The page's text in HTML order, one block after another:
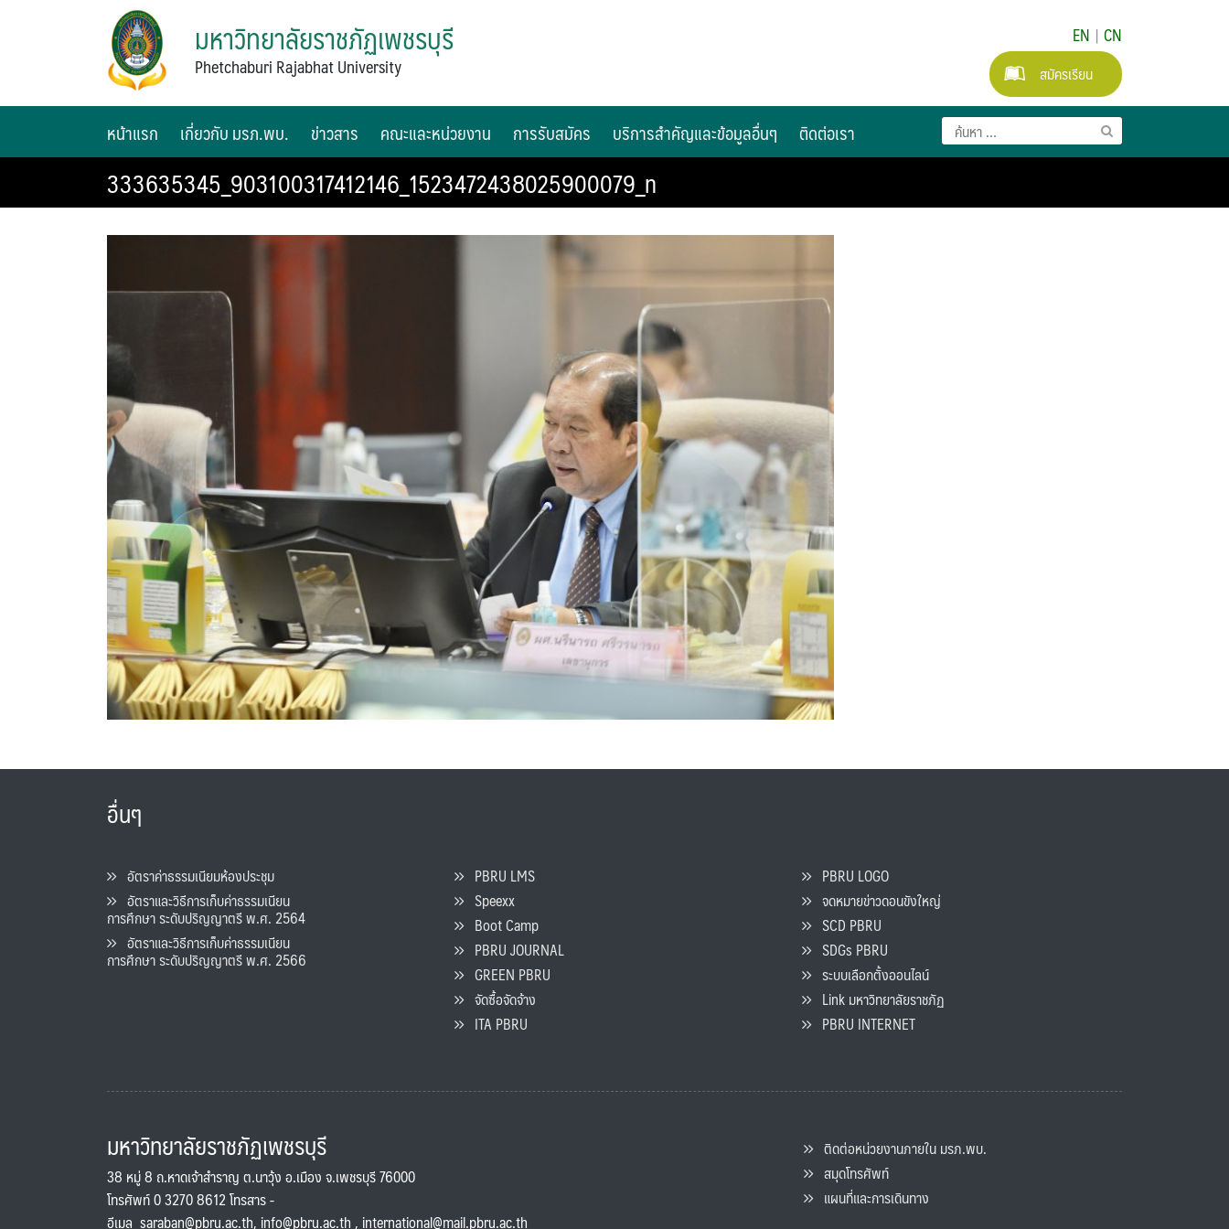
มหาวิทยาลัยราชภัฏเพชรบุรี
Phetchaburi Rajabhat University
EN | CN
สมัครเรียน
หน้าแรก เกี่ยวกับ มรภ.พบ. ข่าวสาร คณะและหน่วยงาน การรับสมัคร บริการสำคัญและข้อมูลอื่นๆ ติดต่อเรา
333635345_903100317412146_1523472438025900079_n
อื่นๆ
อัตราค่าธรรมเนียมห้องประชุม
อัตราและวิธีการเก็บค่าธรรมเนียน
การศึกษา ระดับปริญญาตรี พ.ศ. 2564
อัตราและวิธีการเก็บค่าธรรมเนียน
การศึกษา ระดับปริญญาตรี พ.ศ. 2566
PBRU LMS
Speexx
Boot Camp
PBRU JOURNAL
GREEN PBRU
จัดซื้อจัดจ้าง
ITA PBRU
PBRU LOGO
จดหมายข่าวดอนขังใหญ่
SCD PBRU
SDGs PBRU
ระบบเลือกตั้งออนไลน์
Link มหาวิทยาลัยราชภัฏ
PBRU INTERNET
มหาวิทยาลัยราชภัฏเพชรบุรี
38 หมู่ 8 ถ.หาดเจ้าสำราญ ต.นาวุ้ง อ.เมือง จ.เพชรบุรี 76000
โทรศัพท์ 0 3270 8612 โทรสาร -
อีเมล saraban@pbru.ac.th, info@pbru.ac.th, international@mail.pbru.ac.th
ติดต่อหน่วยงานภายใน มรภ.พบ.
สมุดโทรศัพท์
แผนที่และการเดินทาง